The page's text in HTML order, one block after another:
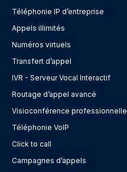
Téléphonie IP d’entreprise
Appels illimités
Numéros virtuels
Transfert d’appel
IVR - Serveur Vocal Interactif
Routage d’appel avancé
Visioconférence professionnelle
Téléphonie VoIP
Click to call
Campagnes d’appels